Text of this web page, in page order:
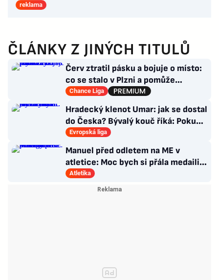
reklama
ČLÁNKY Z JINÝCH TITULŮ
Červ ztratil pásku a bojuje o místo:
co se stalo v Plzni a pomůže
Hyskému nechtěný Adu?
Chance Liga
Hradecký klenot Umar: jak se dostal
do Česka? Bývalý kouč říká: Pokud
nezblbne...
Evropská liga
Manuel před odletem na ME v
atletice: Moc bych si přála medaili.
Prozradila strategii
Atletika